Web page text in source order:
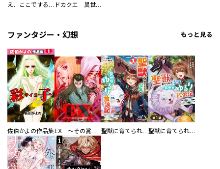
え、ここでするの？ アイドルのファンが知らない日常 ドカクエ 異世界ドカコッククエスト
ファンタジー・幻想 もっと見る
佐伯かよの作品集 EX ～その賞金稼ぎは、世界の出口を探す～【単行本版】 聖獣に育てられた少年の異世界ゆるり放浪記～神様からもらったチート魔法で、仲間たちとスローライフを満喫中～ 聖獣に育てられた少年の異世界ゆるり放浪記～神様からもらったチート魔法で、仲間たちとスローライフを満喫中～【分冊版】